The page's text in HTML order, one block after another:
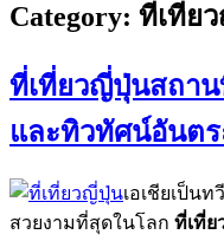
Category: ที่เที่ย
ที่เที่ยวญี่ปุ่นสถา
และทิวทัศน์อันต
เอเชียเป็น
สวยงามที่สุดในโลก ที่เที่